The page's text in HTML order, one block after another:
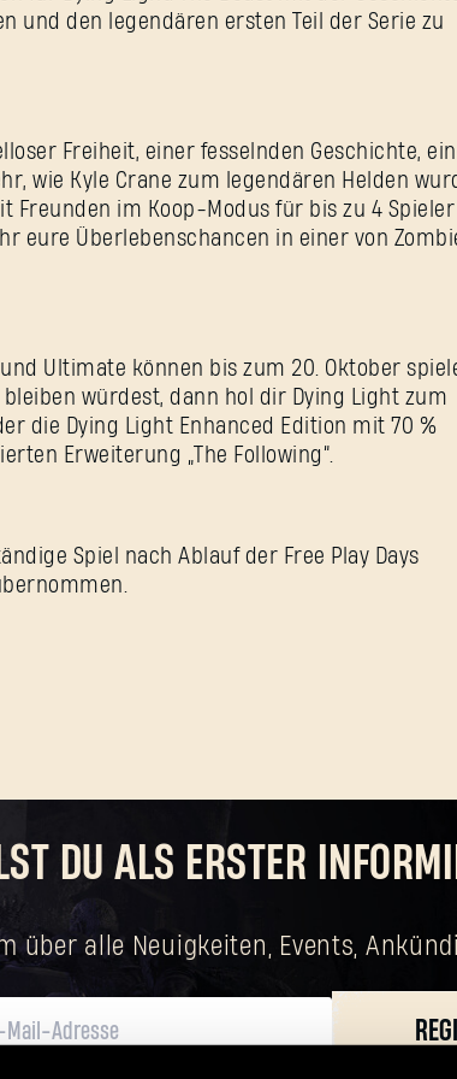
und den legendären ersten Teil der Serie zu
Freiheit, einer fesselnden Geschichte,
wie Kyle Crane zum legendären Helden
Freunden im Koop-Modus für bis zu 4 Spieler
eure Überlebenschancen in einer von
Ultimate können bis zum 20. Oktober
würdest, dann hol dir Dying Light zum
die Dying Light Enhanced Edition mit 70 %
Erweiterung „The Following“.
Spiel nach Ablauf der Free Play Days
DU ALS ERSTER
über alle Neuigkeiten, Events,
Passwort
Caps